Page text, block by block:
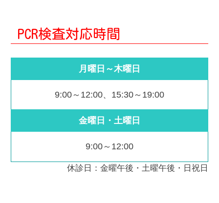
PCR検査対応時間
月曜日～木曜日
9:00～12:00、15:30～19:00
金曜日・土曜日
9:00～12:00
休診日：金曜午後・土曜午後・日祝日